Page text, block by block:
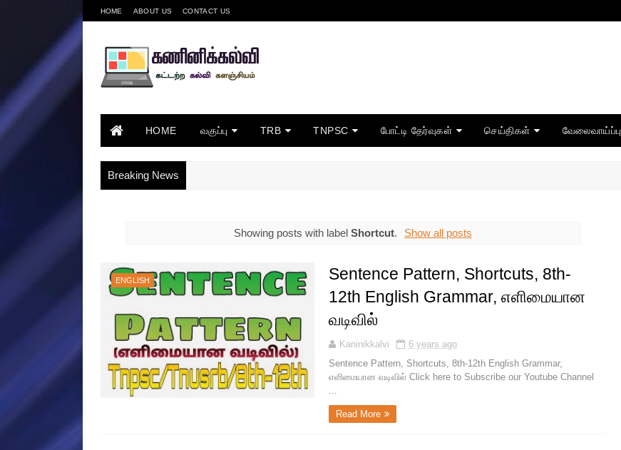
HOME ABOUT US CONTACT US
HOME வகுப்பு TRB TNPSC போட்டி தேர்வுகள் செய்திகள் வேலைவாய்ப்பு
Breaking News
Showing posts with label Shortcut. Show all posts
ENGLISH
Sentence Pattern, Shortcuts, 8th-
12th English Grammar, எளிமையான
வடிவில்
Kaninikkalvi
6 years ago
Sentence Pattern, Shortcuts, 8th-12th English Grammar,
எளிமையான வடிவில் Click here to Subscribe our Youtube Channel
...
Read More